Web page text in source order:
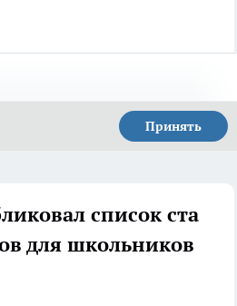
Принять
список ста
для школьников